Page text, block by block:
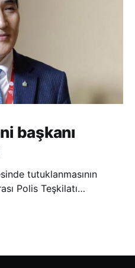
başkanı
tutuklanmasının
Polis Teşkilatı